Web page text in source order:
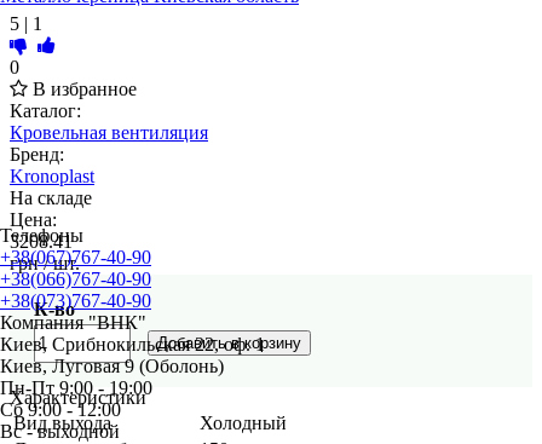
Телефоны
+38(067)767-40-90
+38(066)767-40-90
+38(073)767-40-90
Компания "ВНК"
Киев, Срибнокильская 22, оф. 1
Киев, Луговая 9 (Оболонь)
Пн-Пт 9:00 - 19:00
Сб 9:00 - 12:00
Вс - выходной
5 | 1
0
В избранное
Каталог:
Кровельная вентиляция
Бренд:
Kronoplast
На складе
Цена:
3208.41
грн/ шт.
К-во
Характеристики
Вид выхода
Холодный